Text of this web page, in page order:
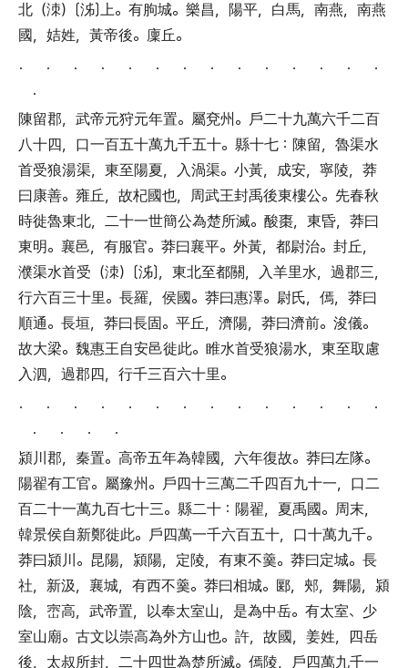
北 （洓）〔泲〕上。 有朐城。 樂昌， 陽平， 白馬， 南燕， 南燕
國， 姞姓， 黃帝後。 廩丘。
． ． ． ． ． ． ． ． ． ． ． ． ． ．
．
陳留郡， 武帝元狩元年置。 屬兗州 。 戶二十九萬六千二百
八十四， 口一百五十萬九千五十。 縣十七 ： 陳留， 魯渠水
首受狼湯渠， 東至陽夏， 入渦渠。 小黃， 成安， 寧陵， 莽
曰康善。 雍丘， 故杞國也， 周武王封禹後東樓公。 先春秋
時徙魯東北， 二十一世簡公為楚所滅。 酸棗， 東昏， 莽曰
東明。 襄邑， 有服官。 莽曰襄平。 外黃， 都尉治。 封丘，
濮渠水首受 （洓）〔泲〕， 東北至都關， 入羊里水， 過郡三，
行六百三十里。 長羅， 侯國。 莽曰惠澤。 尉氏， 傿， 莽曰
順通。 長垣， 莽曰長固。 平丘， 濟陽， 莽曰濟前。 浚儀。
故大梁。 魏惠王自安邑徙此。 睢水首受狼湯水， 東至取慮
入泗， 過郡四， 行千三百六十里。
． ． ． ． ． ． ． ． ． ． ． ． ． ．
． ． ． ．
潁川郡， 秦置。 高帝五年為韓國， 六年復故。 莽曰左隊。
陽翟有工官。 屬豫州 。 戶四十三萬二千四百九十一， 口二
百二十一萬九百七十三。 縣二十 ： 陽翟， 夏禹國。 周末，
韓景侯自新鄭徙此。 戶四萬一千六百五十， 口十萬九千。
莽曰潁川 。 昆陽， 潁陽， 定陵， 有東不羹。 莽曰定城。 長
社， 新汲， 襄城， 有西不羹。 莽曰相城。 郾， 郟， 舞陽， 潁
陰， 崈高， 武帝置， 以奉太室山， 是為中岳。 有太室、 少
室山廟。 古文以崇高為外方山也。 許， 故國， 姜姓，
四岳
後， 太叔所封， 二十四世為楚所滅。 傿陵， 戶四萬九千一